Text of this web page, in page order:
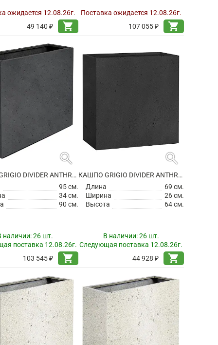
ожидается 12.08.26г.
49 140 ₽
shopping_cart
Поставка ожидается 12.08.26г.
107 055 ₽
shopping_cart
search
КАШПО GRIGIO DIVIDER ANTHRACITE НА КОЛЕСИКАХ
95 см.
34 см.
90 см.
наличии:26 шт.
поставка 12.08.26г.
103 545 ₽
shopping_cart
search
КАШПО GRIGIO DIVIDER ANTHRACITE
Длина
69 см.
Ширина
26 см.
Высота
64 см.
В наличии:26 шт.
Следующая поставка 12.08.26г.
44 928 ₽
shopping_cart